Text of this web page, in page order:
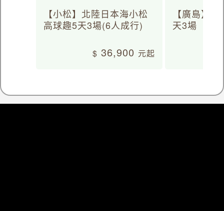
【小松】北陸日本海小松
高球趣5天3場(6人成行)
36,900
【廣島】
天3場